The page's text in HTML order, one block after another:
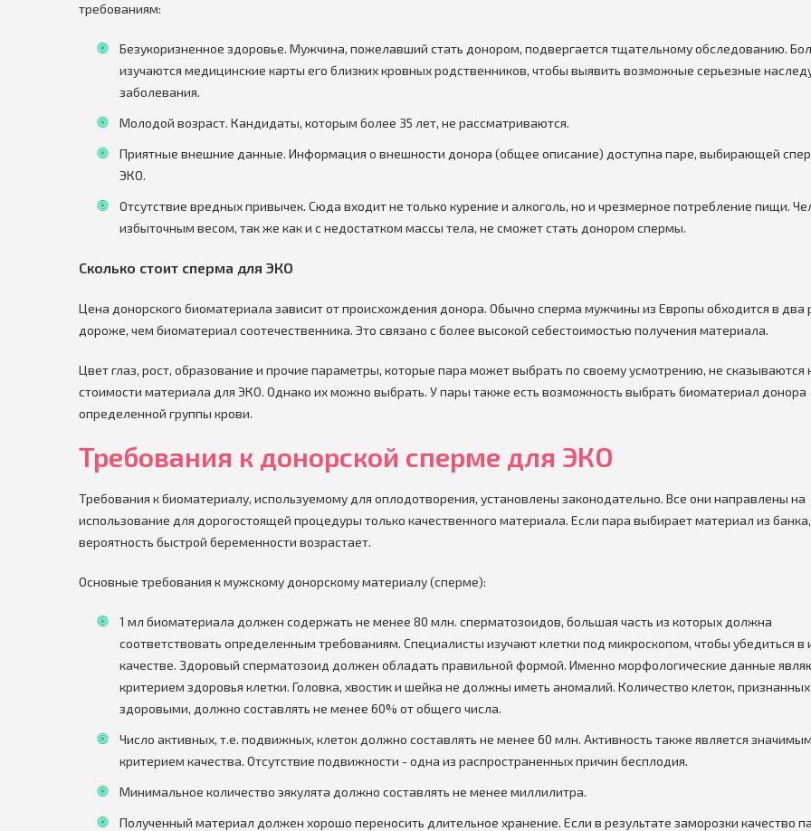
требованиям:
Безукоризненное здоровье. Мужчина, пожелавший стать донором, подвергается тщательному обследованию.
изучаются медицинские карты его близких кровных родственников, чтобы выявить возможные серьезные
заболевания.
Молодой возраст. Кандидаты, которым более 35 лет, не рассматриваются.
Приятные внешние данные. Информация о внешности донора (общее описание) доступна паре, выбирающей
ЭКО.
Отсутствие вредных привычек. Сюда входит не только курение и алкоголь, но и чрезмерное потребление пищи.
избыточным весом, так же как и с недостатком массы тела, не сможет стать донором спермы.
Сколько стоит сперма для ЭКО
Цена донорского биоматериала зависит от происхождения донора. Обычно сперма мужчины из Европы обходится в два
дороже, чем биоматериал соотечественника. Это связано с более высокой себестоимостью получения материала.
Цвет глаз, рост, образование и прочие параметры, которые пара может выбрать по своему усмотрению, не сказываются
стоимости материала для ЭКО. Однако их можно выбрать. У пары также есть возможность выбрать биоматериал донора
определенной группы крови.
Требования к донорской сперме для ЭКО
Требования к биоматериалу, используемому для оплодотворения, установлены законодательно. Все они направлены на
использование для дорогостоящей процедуры только качественного материала. Если пара выбирает материал из банка,
вероятность быстрой беременности возрастает.
Основные требования к мужскому донорскому материалу (сперме):
1 мл биоматериала должен содержать не менее 80 млн. сперматозоидов, большая часть из которых должна
соответствовать определенным требованиям. Специалисты изучают клетки под микроскопом, чтобы убедиться в
качестве. Здоровый сперматозоид должен обладать правильной формой. Именно морфологические данные
критерием здоровья клетки. Головка, хвостик и шейка не должны иметь аномалий. Количество клеток, признанных
здоровыми, должно составлять не менее 60% от общего числа.
Число активных, т.е. подвижных, клеток должно составлять не менее 60 млн. Активность также является значимым
критерием качества. Отсутствие подвижности - одна из распространенных причин бесплодия.
Минимальное количество эякулята должно составлять не менее миллилитра.
Полученный материал должен хорошо переносить длительное хранение. Если в результате заморозки качество